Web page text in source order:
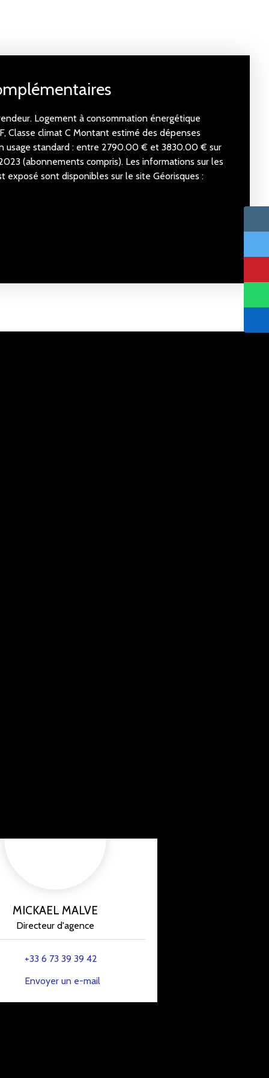
Logement à consommation énergétique
Classe climat C Montant estimé des dépenses
usage standard : entre 2790.00 € et 3830.00 € sur
(abonnements compris). Les informations sur les
exposé sont disponibles sur le site Géorisques :
MICKAEL MALVE
Directeur d'agence
+33 6 73 39 39 42
Envoyer un e-mail